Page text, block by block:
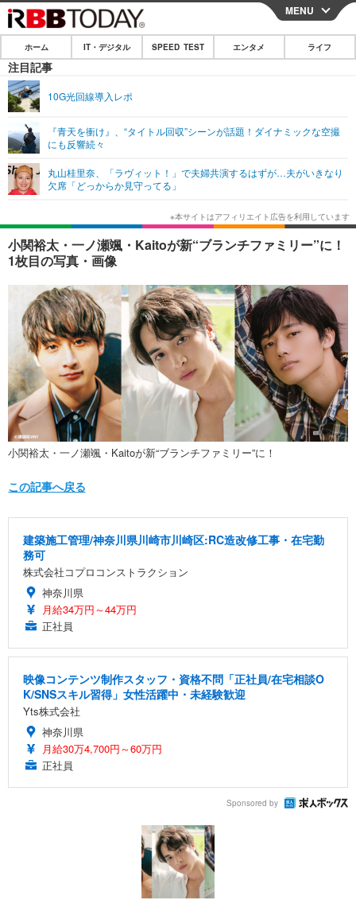
CLOSE
ホーム
IT・デジタル
ネタ
ショッピング その他
エンタメ
エンタメTOP
韓国・芸能
音楽 スポーツ
ショッピング その他
ライフ
ライフTOP グルメ
ペット ショッピング
その他
リリース一覧
プッシュ通知の停止方法
MENU
ホーム IT・デジタル SPEED TEST エンタメ ライフ
注目記事
10G光回線導入レポ
『青天を衝け』、“タイトル回収”シーンが話題！ダイナミックな空撮
にも反響続々
丸山桂里奈、「ラヴィット！」で夫婦共演するはずが…夫がいきなり
欠席「どっからか見守ってる」
小関裕太・一ノ瀬颯・Kaitoが新“ブランチファミリー”に！
1枚目の写真・画像
小関裕太・一ノ瀬颯・Kaitoが新“ブランチファミリー”に！
この記事へ戻る
建築施工管理/神奈川県川崎市川崎区:RC造改修工事・在宅勤
務可
株式会社コプロコンストラクション
神奈川県
月給34万円～44万円
正社員
映像コンテンツ制作スタッフ・資格不問「正社員/在宅相談O
K/SNSスキル習得」女性活躍中・未経験歓迎
Yts株式会社
神奈川県
月給30万4,700円～60万円
正社員
Sponsored by